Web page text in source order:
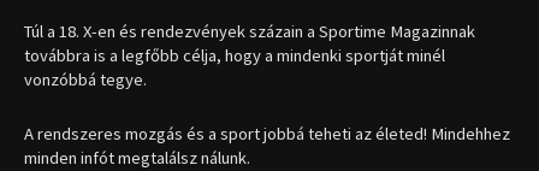
Túl a 18. X-en és rendezvények százain a Sportime Magazinnak
továbbra is a legfőbb célja, hogy a mindenki sportját minél
vonzóbbá tegye.
A rendszeres mozgás és a sport jobbá teheti az életed! Mindehhez
minden infót megtalálsz nálunk.